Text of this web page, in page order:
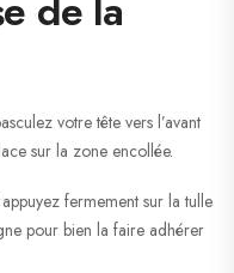
votre tête vers l’avant
sur la zone encollée.
fermement sur la tulle
pour bien la faire adhérer